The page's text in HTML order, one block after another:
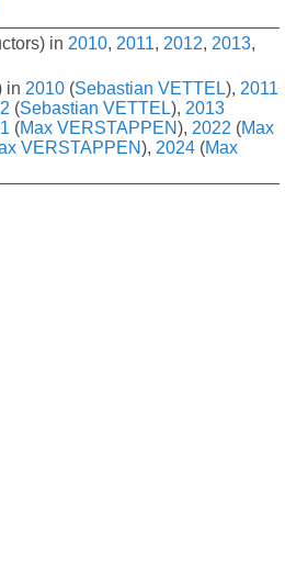
in 2010, 2011, 2012, 2013,
in 2010 (Sebastian VETTEL), 2011
(Sebastian VETTEL), 2013
(Max VERSTAPPEN), 2022 (Max
VERSTAPPEN), 2024 (Max